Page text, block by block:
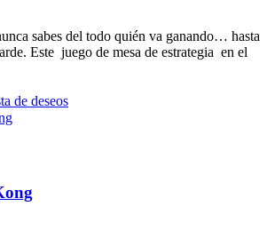
sabes del todo quién va ganando… hasta
Este juego de mesa de estrategia en el
de deseos